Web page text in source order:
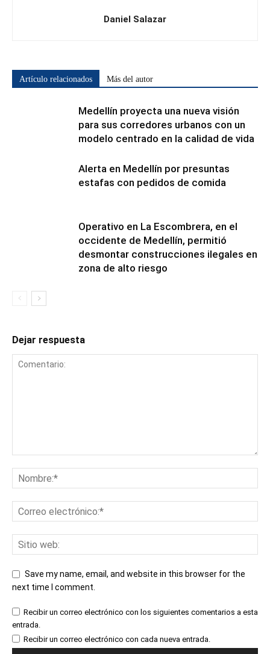
Daniel Salazar
Artículo relacionados Más del autor
Medellín proyecta una nueva visión
para sus corredores urbanos con un
modelo centrado en la calidad de vida
Alerta en Medellín por presuntas
estafas con pedidos de comida
Operativo en La Escombrera, en el
occidente de Medellín, permitió
desmontar construcciones ilegales en
zona de alto riesgo
Dejar respuesta
Save my name, email, and website in this browser for the
next time I comment.
Recibir un correo electrónico con los siguientes comentarios a esta
entrada.
Recibir un correo electrónico con cada nueva entrada.